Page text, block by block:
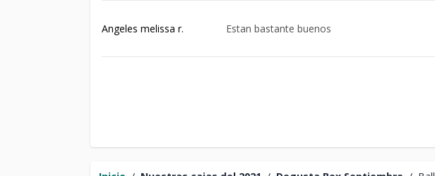
Angeles melissa r. Estan bastante buenos